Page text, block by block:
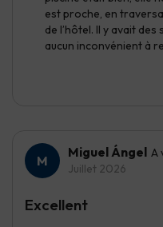
est proche, en
de l’hôtel. Il y avait
aucun inconvénient à
Miguel Ángel A
Juillet 2026
Excellent